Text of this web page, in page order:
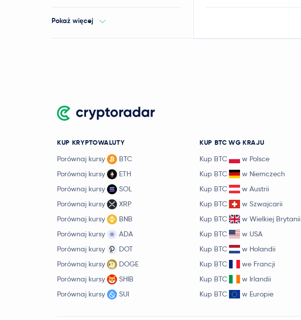
Pokaż więcej
KUP KRYPTOWALUTY
Porównaj kursy
BTC
Porównaj kursy
ETH
Porównaj kursy
SOL
Porównaj kursy
XRP
Porównaj kursy
BNB
Porównaj kursy
ADA
Porównaj kursy
DOT
Porównaj kursy
DOGE
Porównaj kursy
SHIB
Porównaj kursy
SUI
KUP BTC WG KRAJU
Kup BTC
w Polsce
Kup BTC
w Niemczech
Kup BTC
w Austrii
Kup BTC
w Szwajcarii
Kup BTC
w Wielkiej Brytanii
Kup BTC
w USA
Kup BTC
w Holandii
Kup BTC
we Francji
Kup BTC
w Irlandii
Kup BTC
w Europie